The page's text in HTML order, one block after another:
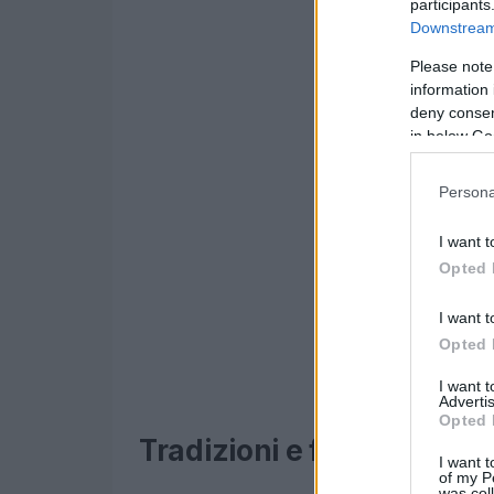
Please
information
deny
in below
I want
Opted
I want
Opted
I want
Opted
I want
of my
Tradizioni e